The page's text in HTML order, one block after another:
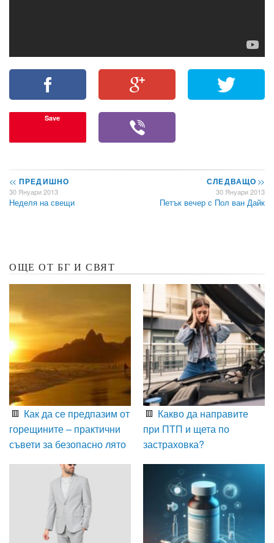
Save
<< ПРЕДИШНО
30 Януари 2013
Неделя на свещи
СЛЕДВАЩО>>
30 Януари 2013
Петък вечер с Пол ван Дайк
ОЩЕ ОТ БГ И СВЯТ
Как да се предпазим от
горещините – практични
съвети за безопасно лято
Какво да направите
при ПТП и щета по
застраховка?